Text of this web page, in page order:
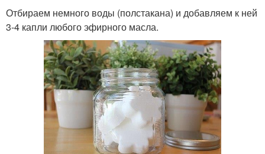
Отбираем немного воды (полстакана) и добавляем к ней
3-4 капли любого эфирного масла.